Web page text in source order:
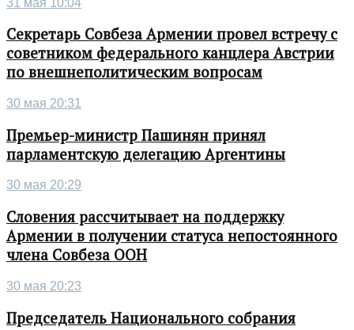
Секретарь Совбеза Армении провел встречу с
советником федерального канцлера Австрии
по внешнеполитическим вопросам
30 мая 20:31
Премьер-министр Пашинян принял
парламентскую делегацию Аргентины
30 мая 20:29
Словения рассчитывает на поддержку
Армении в получении статуса непостоянного
члена Совбеза ООН
30 мая 20:23
Председатель Национального собрания